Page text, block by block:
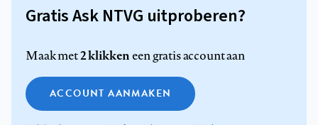
Gratis Ask NTVG uitproberen?
Maak met2 klikkeneen gratis account aan
ACCOUNT AANMAKEN